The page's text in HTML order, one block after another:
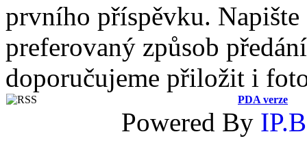
prvního příspěvku.
preferovaný způsob
doporučujeme přiložit i
PDA verze
Powered By